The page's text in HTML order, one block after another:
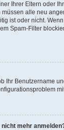
Ihrer Eltern oder
alle neu
ist oder nicht.
Spam-Filter
Ihr Benutzername
mehr